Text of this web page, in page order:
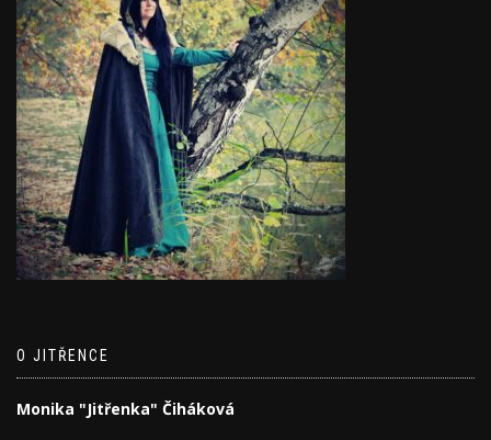
O JITŘENCE
Monika "Jitřenka" Čiháková